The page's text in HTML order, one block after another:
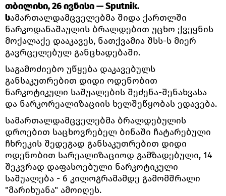
თბილისი, 26 ივნისი — Sputnik.
სამართალდამცველებმა შიდა ქართლში
ნარკოდანაშაულის ბრალდებით უცხო ქვეყნის
მოქალაქე დააკავეს, ნათქვამია შსს-ს მიერ
გავრცელებულ განცხადებაში.
საგამოძიებო უწყება დაკავებულს
განსაკუთრებით დიდი ოდენობით
ნარკოტიკული საშუალების შეძენა-შენახვასა
და ნარკორეალიზაციის ხელშეწყობას ედავება.
სამართალდამცველებმა ბრალდებულის
დროებით საცხოვრებელ ბინაში ჩატარებული
ჩხრეკის შედეგად განსაკუთრებით დიდი
ოდენობით სარეალიზაციოდ გამზადებული, 14
შეკვრად დაფასოებული ნარკოტიკული
საშუალება - 6 კილოგრამამდე გამომშრალი
"მარიხუანა" ამოიღეს.